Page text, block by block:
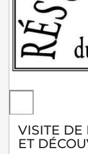
VISITE DE
ET